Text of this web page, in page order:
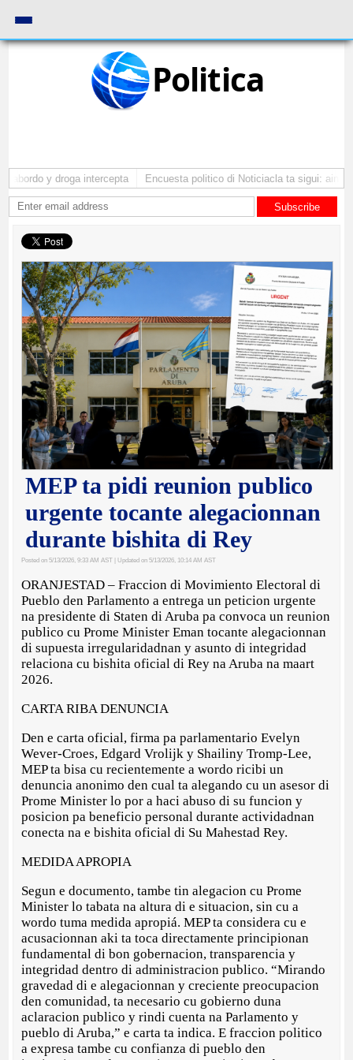
Politica
y droga intercepta Encuesta politico di Noticiacla ta sigui: ainda
Subscribe
MEP ta pidi reunion publico
urgente tocante alegacionnan
durante bishita di Rey
Posted on 5/13/2026, 9:33 AM AST | Updated on 5/13/2026, 10:14 AM AST
ORANJESTAD – Fraccion di Movimiento Electoral di
Pueblo den Parlamento a entrega un peticion urgente
na presidente di Staten di Aruba pa convoca un reunion
publico cu Prome Minister Eman tocante alegacionnan
di supuesta irregularidadnan y asunto di integridad
relaciona cu bishita oficial di Rey na Aruba na maart
2026.
CARTA RIBA DENUNCIA
Den e carta oficial, firma pa parlamentario Evelyn
Wever-Croes, Edgard Vrolijk y Shailiny Tromp-Lee,
MEP ta bisa cu recientemente a wordo ricibi un
denuncia anonimo den cual ta alegando cu un asesor di
Prome Minister lo por a haci abuso di su funcion y
posicion pa beneficio personal durante actividadnan
conecta na e bishita oficial di Su Mahestad Rey.
MEDIDA APROPIA
Segun e documento, tambe tin alegacion cu Prome
Minister lo tabata na altura di e situacion, sin cu a
wordo tuma medida apropiá. MEP ta considera cu e
acusacionnan aki ta toca directamente principionan
fundamental di bon gobernacion, transparencia y
integridad dentro di administracion publico. “Mirando
gravedad di e alegacionnan y creciente preocupacion
den comunidad, ta necesario cu gobierno duna
aclaracion publico y rindi cuenta na Parlamento y
pueblo di Aruba,” e carta ta indica. E fraccion politico
a expresa tambe cu confianza di pueblo den